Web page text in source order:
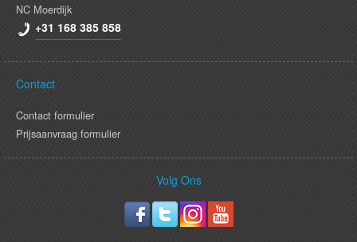
NC Moerdijk
+31 168 385 858
Contact
Contact formulier
Prijsaanvraag formulier
Volg Ons